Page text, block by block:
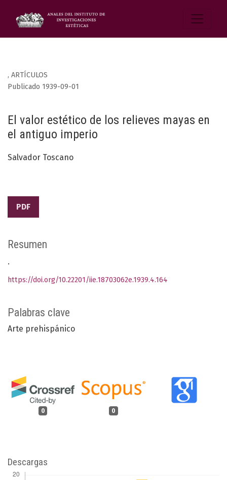
, ARTÍCULOS
El valor estético de los relieves mayas en
el antiguo imperio
Publicado 1939-09-01
Salvador Toscano
PDF
Palabras clave
Arte prehispánico
0 0
Resumen
.
https://doi.org/10.22201/iie.18703062e.1939.4.164
Descargas